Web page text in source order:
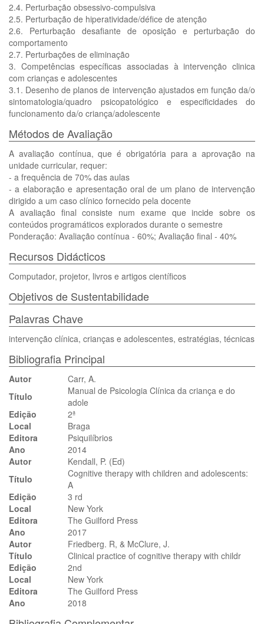
2.4. Perturbação obsessivo-compulsiva
2.5. Perturbação de hiperatividade/défice de atenção
2.6. Perturbação desafiante de oposição e perturbação do
comportamento
2.7. Perturbações de eliminação
3. Competências específicas associadas à intervenção clinica
com crianças e adolescentes
3.1. Desenho de planos de intervenção ajustados em função da/o
sintomatologia/quadro psicopatológico e especificidades do
funcionamento da/o criança/adolescente
Métodos de Avaliação
A avaliação contínua, que é obrigatória para a aprovação na
unidade curricular, requer:
- a frequência de 70% das aulas
- a elaboração e apresentação oral de um plano de intervenção
dirigido a um caso clínico fornecido pela docente
A avaliação final consiste num exame que incide sobre os
conteúdos programáticos explorados durante o semestre
Ponderação: Avaliação contínua - 60%; Avaliação final - 40%
Recursos Didácticos
Computador, projetor, livros e artigos científicos
Objetivos de Sustentabilidade
Palavras Chave
intervenção clínica, crianças e adolescentes, estratégias, técnicas
Bibliografia Principal
Autor
Carr, A.
Título
Manual de Psicologia Clínica da criança e do
adole
Edição
2ª
Local
Braga
Editora
Psiquilíbrios
Ano
2014
Autor
Kendall, P. (Ed)
Título
Cognitive therapy with children and adolescents:
A
Edição
3 rd
Local
New York
Editora
The Guilford Press
Ano
2017
Autor
Friedberg. R, & McClure, J.
Título
Clinical practice of cognitive therapy with childr
Edição
2nd
Local
New York
Editora
The Guilford Press
Ano
2018